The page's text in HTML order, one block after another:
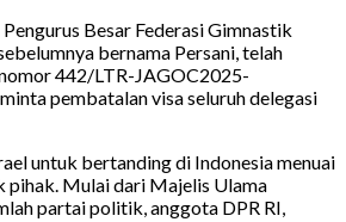
Besar Federasi Gimnastik
bernama Persani, telah
442/LTR-JAGOC2025-
pembatalan visa seluruh delegasi
untuk bertanding di Indonesia menuai
pihak. Mulai dari Majelis Ulama
partai politik, anggota DPR RI,